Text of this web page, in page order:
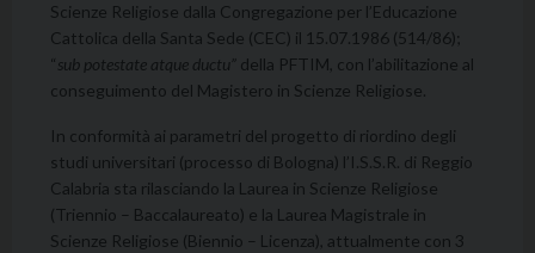
Scienze Religiose dalla Congregazione per l’Educazione
Cattolica della Santa Sede (CEC) il 15.07.1986 (514/86);
“sub potestate atque ductu” della PFTIM, con l’abilitazione al
conseguimento del Magistero in Scienze Religiose.
In conformità ai parametri del progetto di riordino degli
studi universitari (processo di Bologna) l’I.S.S.R. di Reggio
Calabria sta rilasciando la Laurea in Scienze Religiose
(Triennio – Baccalaureato) e la Laurea Magistrale in
Scienze Religiose (Biennio – Licenza), attualmente con 3